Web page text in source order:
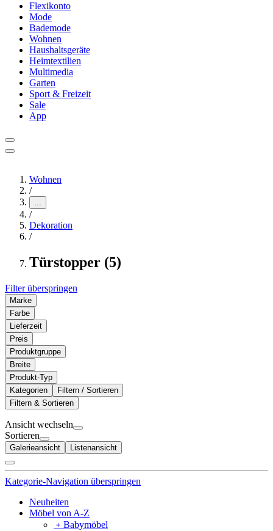
Flexikonto
Mode
Bademode
Wohnen
Haushaltsgeräte
Heimtextilien
Multimedia
Garten
Sport & Freizeit
Sale
App
Wohnen
/
...
/
Dekoration
/
Türstopper (5)
Filter überspringen
Marke
Farbe
Lieferzeit
Preis
Produktgruppe
Breite
Produkt-Typ
Kategorien
Filtern / Sortieren
Filtern & Sortieren
Ansicht wechseln
Sortieren
Galerieansicht Listenansicht
Kategorie-Navigation überspringen
Neuheiten
Möbel von A-Z
﹢ Babymöbel